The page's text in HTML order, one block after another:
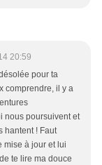
20:59
pour ta
comprendre, il y a
nous poursuivent et
hantent ! Faut
mise à jour et lui
te lire ma douce